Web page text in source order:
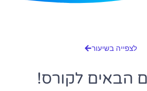
לצפייה בשיעור
הבאים לקורס!